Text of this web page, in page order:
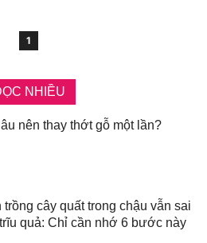
1
NHIỀU
nên thay thớt gỗ một lần?
trồng cây quất trong chậu vẫn sai
quả: Chỉ cần nhớ 6 bước này